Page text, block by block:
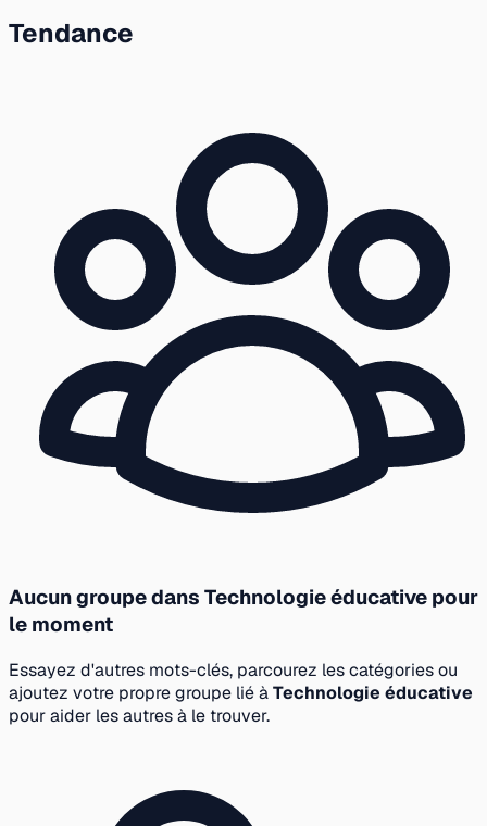
Tendance
Aucun groupe dans Technologie éducative pour
le moment
Essayez d'autres mots-clés, parcourez les catégories ou
ajoutez votre propre groupe lié àTechnologie éducative
pour aider les autres à le trouver.